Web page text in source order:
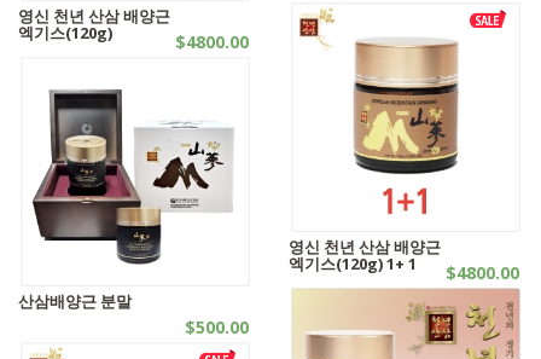
기타제품
영신 천년 산삼 배양근
엑기스(120g) $4800.00
영신 천년 산삼 배양근
엑기스(120g) 1+ 1 $4800.00
산삼배양근 분말
$500.00
산삼